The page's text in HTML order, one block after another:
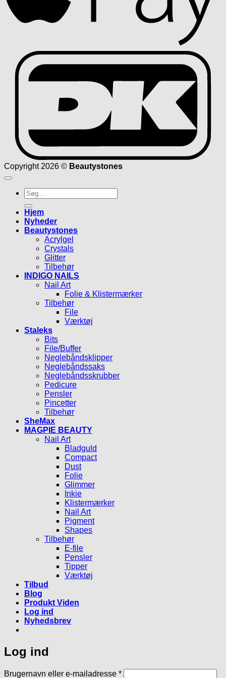
Copyright 2026 © Beautystones
Søg
efter:
Hjem
Nyheder
Beautystones
Acrylgel
Crystals
Glitter
Tilbehør
INDIGO NAILS
Nail Art
Folie & Klistermærker
Tilbehør
File
Værktøj
Staleks
Bits
File/Buffer
Neglebåndsklipper
Neglebåndssaks
Neglebåndsskrubber
Pedicure
Pensler
Pincetter
Tilbehør
SheMax
MAGPIE BEAUTY
Nail Art
Bladguld
Compact
Dust
Folie
Glimmer
Inkie
Klistermærker
Nail Art
Pigment
Shapes
Tilbehør
E-file
Pensler
Tipper
Værktøj
Tilbud
Blog
Produkt Viden
Log ind
Nyhedsbrev
Log ind
Brugernavn eller e-mailadresse *Påkrævet